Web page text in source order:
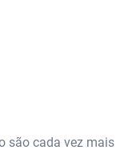
são cada vez mais